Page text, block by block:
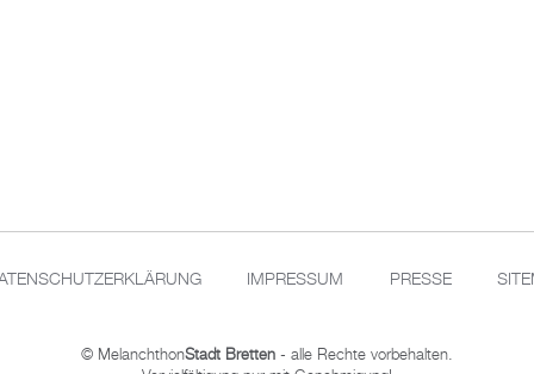
IMPRESSUM PRESSE
© MelanchthonStadt Bretten - alle Rechte vorbehalten.